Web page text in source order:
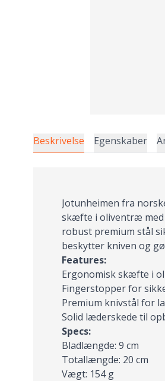
Beskrivelse Egenskaber
Jotunheimen fra
skæfte i oliventræ med
robust premium stål
beskytter kniven og
Features:
Ergonomisk skæfte i
Fingerstopper for
Premium knivstål for
Solid læderskede til
Specs:
Bladlængde: 9 cm
Totallængde: 20 cm
Vægt: 154 g